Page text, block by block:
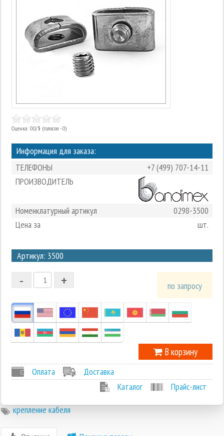
Оценка: 0.0/5 (голосов - 0)
Информация для заказа:
ТЕЛЕФОНЫ
+7 (499) 707-14-11
ПРОИЗВОДИТЕЛЬ
Номенклатурный артикул
0298-3500
Цена за
шт.
Артикул: 3500
2
1
-1
+
- по запросу
В корзину
Оплата
Доставка
Каталог
Прайс-лист
крепление кабеля